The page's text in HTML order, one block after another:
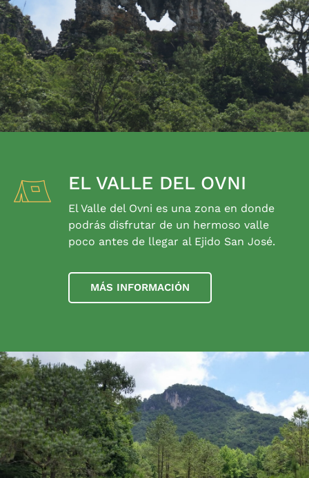
EL VALLE DEL OVNI
El Valle del Ovni es una zona en donde
podrás disfrutar de un hermoso valle
poco antes de llegar al Ejido San José.
MÁS INFORMACIÓN